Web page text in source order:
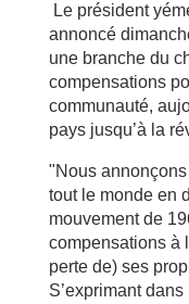
Le président
annoncé
une branche du
compensations
communauté,
pays jusqu’à la
"Nous
tout le monde en
mouvement de
compensations à
perte de) ses
S’exprimant